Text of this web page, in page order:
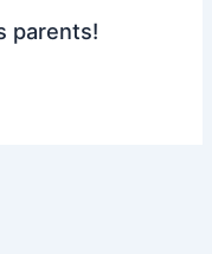
parents!